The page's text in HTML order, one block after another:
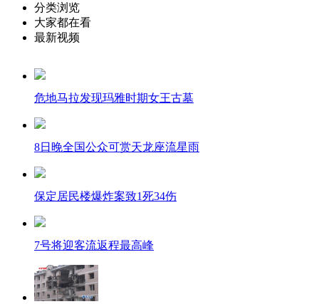
分类浏览
大家都在看
最新视频
危地马拉发现玛雅时期女王古墓
8日晚全国公众可赏天龙座流星雨
保定居民楼爆炸案致1死34伤
7号将迎客流返程最高峰